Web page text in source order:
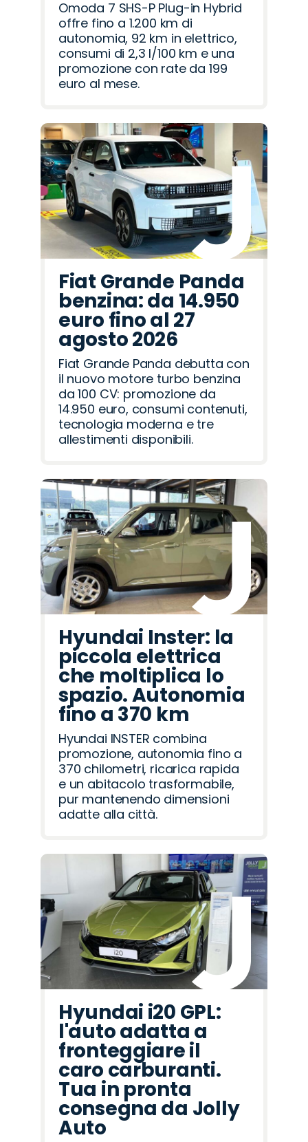
Omoda 7 SHS-P Plug-in Hybrid
offre fino a 1.200 km di
autonomia, 92 km in elettrico,
consumi di 2,3 l/100 km e una
promozione con rate da 199
euro al mese.
Fiat Grande Panda
benzina: da 14.950
euro fino al 27
agosto 2026
Fiat Grande Panda debutta con
il nuovo motore turbo benzina
da 100 CV: promozione da
14.950 euro, consumi contenuti,
tecnologia moderna e tre
allestimenti disponibili.
Hyundai Inster: la
piccola elettrica
che moltiplica lo
spazio. Autonomia
fino a 370 km
Hyundai INSTER combina
promozione, autonomia fino a
370 chilometri, ricarica rapida
e un abitacolo trasformabile,
pur mantenendo dimensioni
adatte alla città.
Hyundai i20 GPL:
l'auto adatta a
fronteggiare il
caro carburanti.
Tua in pronta
consegna da Jolly
Auto